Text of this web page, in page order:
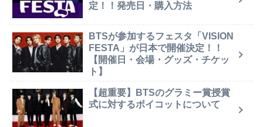
定！！発売日・購入方法
BTSが参加するフェスタ「VISION
FESTA」が日本で開催決定！！
【開催日・会場・グッズ・チケッ
ト】
【超重要】BTSのグラミー賞授賞
式に対するボイコットについて